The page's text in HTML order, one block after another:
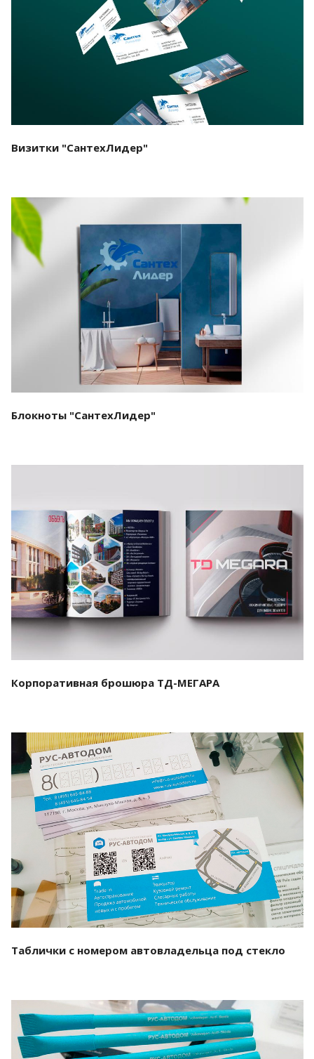
Смотреть проект
Визитки "СантехЛидер"
Смотреть проект
Блокноты "СантехЛидер"
Смотреть проект
Корпоративная брошюра ТД-МЕГАРА
Смотреть проект
Таблички с номером автовладельца под стекло